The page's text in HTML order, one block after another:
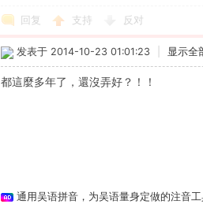
回复 支持 反对
发表于 2014-10-23 01:01:23 显示全
都這麼多年了，還沒弄好？！！
通用吴语拼音，为吴语量身定做的注音